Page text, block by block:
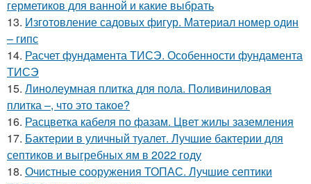
герметиков для ванной и какие выбрать
13. Изготовление садовых фигур. Материал номер один
– гипс
14. Расчет фундамента ТИСЭ. Особенности фундамента
ТИСЭ
15. Линолеумная плитка для пола. Поливиниловая
плитка –, что это такое?
16. Расцветка кабеля по фазам. Цвет жилы заземления
17. Бактерии в уличный туалет. Лучшие бактерии для
септиков и выгребных ям в 2022 году
18. Очистные сооружения ТОПАС. Лучшие септики